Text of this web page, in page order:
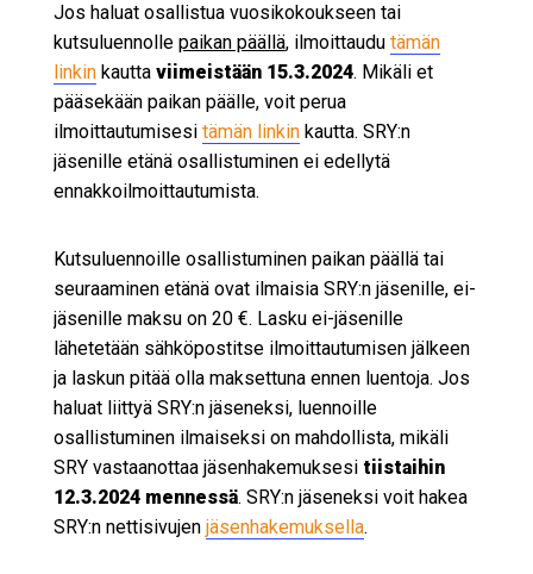
Jos haluat osallistua vuosikokoukseen tai
kutsuluennolle paikan päällä, ilmoittaudu tämän
linkinkautta viimeistään 15.3.2024. Mikäli et
pääsekään paikan päälle, voit perua
ilmoittautumisesi tämän linkinkautta. SRY:n
jäsenille etänä osallistuminen ei edellytä
ennakkoilmoittautumista.
Kutsuluennoille osallistuminen paikan päällä tai
seuraaminen etänä ovat ilmaisia SRY:n jäsenille, ei-
jäsenille maksu on 20 €. Lasku ei-jäsenille
lähetetään sähköpostitse ilmoittautumisen jälkeen
ja laskun pitää olla maksettuna ennen luentoja. Jos
haluat liittyä SRY:n jäseneksi, luennoille
osallistuminen ilmaiseksi on mahdollista, mikäli
SRY vastaanottaa jäsenhakemuksesi tiistaihin
12.3.2024 mennessä. SRY:n jäseneksi voit hakea
SRY:n nettisivujen jäsenhakemuksella.